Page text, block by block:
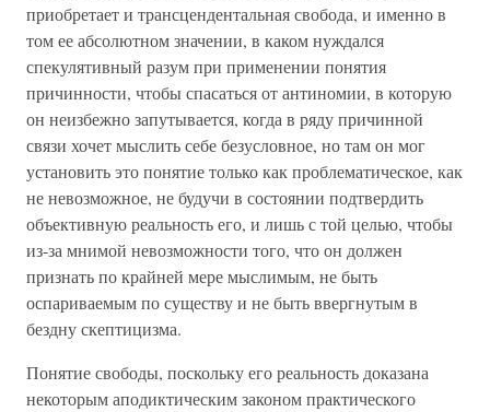
приобретает и трансцендентальная свобода, и именно в
том ее абсолютном значении, в каком нуждался
спекулятивный разум при применении понятия
причинности, чтобы спасаться от антиномии, в которую
он неизбежно запутывается, когда в ряду причинной
связи хочет мыслить себе безусловное, но там он мог
установить это понятие только как проблематическое, как
не невозможное, не будучи в состоянии подтвердить
объективную реальность его, и лишь с той целью, чтобы
из-за мнимой невозможности того, что он должен
признать по крайней мере мыслимым, не быть
оспариваемым по существу и не быть ввергнутым в
бездну скептицизма.
Понятие свободы, поскольку его реальность доказана
некоторым аподиктическим законом практического